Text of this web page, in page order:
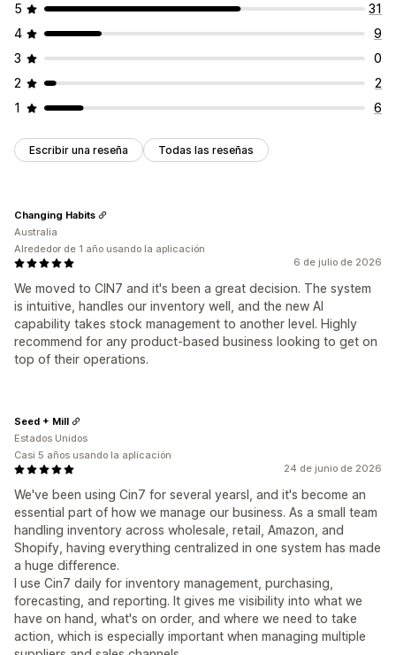
5
31
4
9
3
0
2
2
1
6
Escribir una reseña Todas las reseñas
6 de julio de 2026
We moved to CIN7 and it's been a great decision. The system
is intuitive, handles our inventory well, and the new AI
capability takes stock management to another level. Highly
recommend for any product-based business looking to get on
top of their operations.
Changing Habits
Australia
Alrededor de 1 año usando la aplicación
24 de junio de 2026
We've been using Cin7 for several yearsl, and it's become an
essential part of how we manage our business. As a small team
handling inventory across wholesale, retail, Amazon, and
Shopify, having everything centralized in one system has made
a huge difference.
I use Cin7 daily for inventory management, purchasing,
forecasting, and reporting. It gives me visibility into what we
have on hand, what's on order, and where we need to take
action, which is especially important when managing multiple
Seed + Mill
Estados Unidos
Casi 5 años usando la aplicación